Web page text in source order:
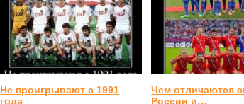
Не проигрывают с 1991
года
Чем отличаются
России и…